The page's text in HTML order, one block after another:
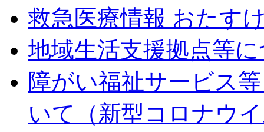
救急医療情報 おたす
地域生活支援拠点等
障がい福祉サービス
いて（新型コロナウ